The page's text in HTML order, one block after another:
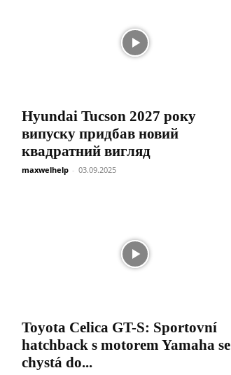
Hyundai Tucson 2027 року
випуску придбав новий
квадратний вигляд
maxwelhelp - 03.09.2025
Toyota Celica GT-S: Sportovní
hatchback s motorem Yamaha se
chystá do...